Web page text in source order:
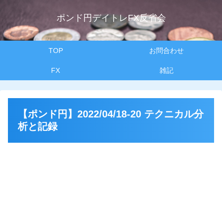
ポンド円デイトレFX反省会
TOP お問合わせ
FX 雑記
【ポンド円】2022/04/18-20 テクニカル分
析と記録